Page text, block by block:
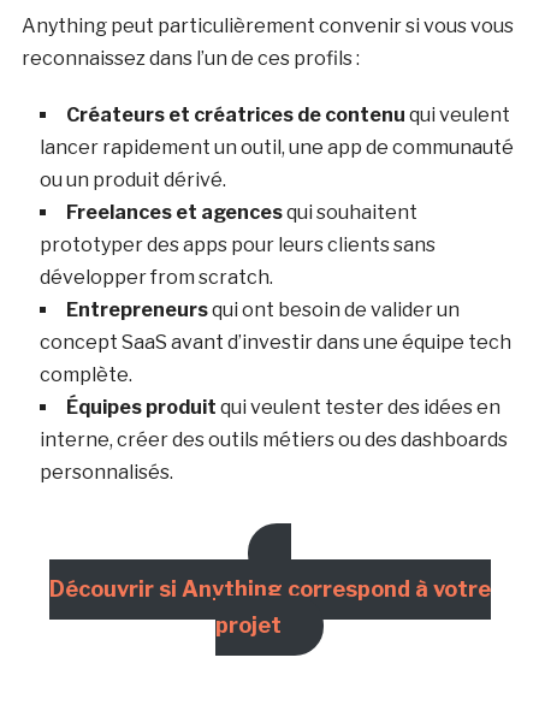
Anything peut particulièrement convenir si vous vous
reconnaissez dans l’un de ces profils :
Créateurs et créatrices de contenu qui veulent
lancer rapidement un outil, une app de communauté
ou un produit dérivé.
Freelances et agencesqui souhaitent
prototyper des apps pour leurs clients sans
développer from scratch.
Entrepreneursqui ont besoin de valider un
concept SaaS avant d’investir dans une équipe tech
complète.
Équipes produit qui veulent tester des idées en
interne, créer des outils métiers ou des dashboards
personnalisés.
Découvrir si Anything correspond à votre
projet